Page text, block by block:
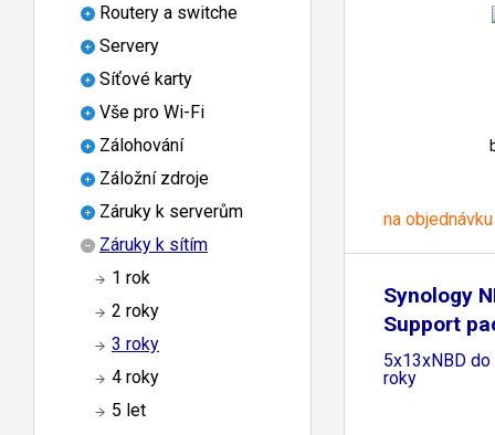
Routery a switche
Servery
Síťové karty
Vše pro Wi-Fi
Zálohování
Záložní zdroje
Záruky k serverům
Záruky k sítím
1 rok
2 roky
3 roky
4 roky
5 let
na objednávku
Synology
Support
5x13xNBD do
roky